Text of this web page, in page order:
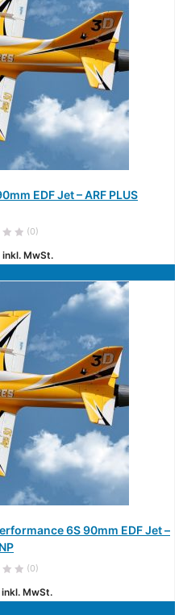
EDF Jet – ARF PLUS
(0)
inkl. MwSt.
6S 90mm EDF Jet –
(0)
inkl. MwSt.